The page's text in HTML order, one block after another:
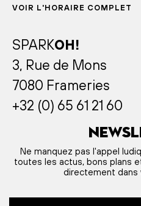
VOIR L'HORAIRE COMPLET
SPARKOH!
3, Rue de Mons
7080 Frameries
+32 (0) 65 61 21 60
Ne manquez pas l'appel
toutes les actus, bons plans
directement dans